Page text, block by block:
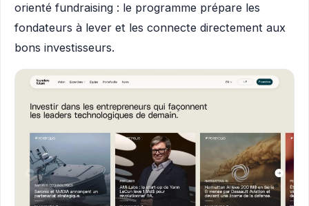
orienté fundraising : le programme prépare les
fondateurs à lever et les connecte directement aux
bons investisseurs.